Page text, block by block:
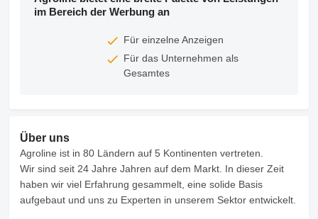
im Bereich der Werbung an
Für einzelne Anzeigen
Für das Unternehmen als
Gesamtes
Über uns
Agroline ist in 80 Ländern auf 5 Kontinenten vertreten.
Wir sind seit 24 Jahre Jahren auf dem Markt. In dieser Zeit
haben wir viel Erfahrung gesammelt, eine solide Basis
aufgebaut und uns zu Experten in unserem Sektor entwickelt.